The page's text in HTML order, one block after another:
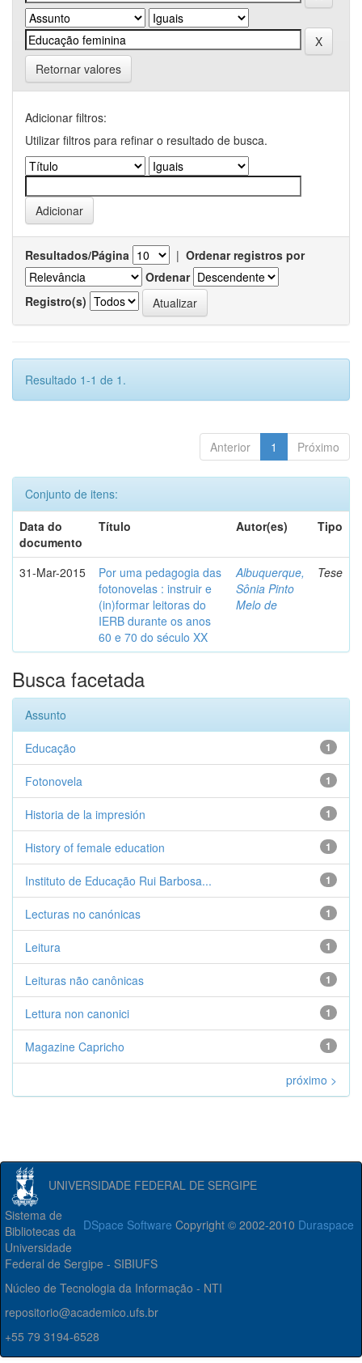
Retornar valores
Adicionar filtros:
Utilizar filtros para refinar o resultado de busca.
Resultados/Página | Ordenar registros por
Ordenar
Registro(s)
Resultado 1-1 de 1.
Anterior 1 Próximo
Conjunto de itens:
Data do
documento
Título Autor(es) Tipo
31-Mar-2015
Por uma pedagogia das
fotonovelas : instruir e
(in)formar leitoras do
IERB durante os anos
60 e 70 do século XX
Albuquerque,
Sônia Pinto
Melo de
Tese
Busca facetada
Assunto
1
Educação
1
Fotonovela
1
Historia de la impresión
1
History of female education
1
Instituto de Educação Rui Barbosa...
1
Lecturas no canónicas
1
Leitura
1
Leituras não canônicas
1
Lettura non canonici
1
Magazine Capricho
próximo >
UNIVERSIDADE FEDERAL DE SERGIPE
DSpace Software Copyright © 2002-2010 Duraspace
Sistema de
Bibliotecas da
Universidade
Federal de Sergipe - SIBIUFS
Núcleo de Tecnologia da Informação - NTI
repositorio@academico.ufs.br
+55 79 3194-6528